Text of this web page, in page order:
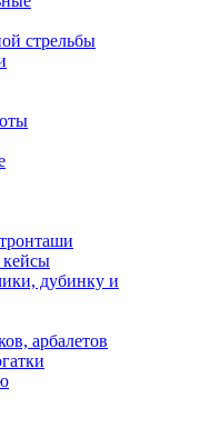
стрельбы
дубинку и
арбалетов